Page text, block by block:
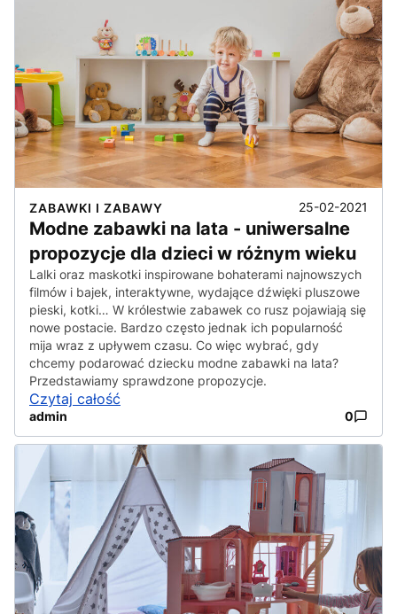
ZABAWKI I ZABAWY 25-02-2021
Modne zabawki na lata - uniwersalne
propozycje dla dzieci w różnym wieku
Lalki oraz maskotki inspirowane bohaterami najnowszych
filmów i bajek, interaktywne, wydające dźwięki pluszowe
pieski, kotki… W królestwie zabawek co rusz pojawiają się
nowe postacie. Bardzo często jednak ich popularność
mija wraz z upływem czasu. Co więc wybrać, gdy
chcemy podarować dziecku modne zabawki na lata?
Przedstawiamy sprawdzone propozycje.
Czytaj całość
admin 0